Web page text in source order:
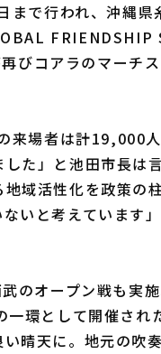
で行われ、沖縄県
FRIENDSHIP
びコアラのマーチ
来場者は計19,000
た」と池田市長は
域活性化を政策の
いと考えています
のオープン戦も実
環として開催され
晴天に。地元の吹